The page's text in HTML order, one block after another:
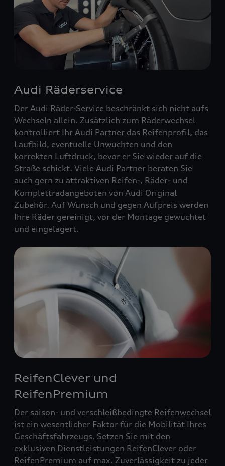
Audi Räderservice
Der Audi Räder-Service beschränkt sich nicht aufs
Wechseln allein. Zusätzlich zum Räderwechsel
kontrolliert Ihr Audi Partner das Reifenprofil, das
Laufbild, eventuelle Unwuchten und den
korrekten Luftdruck, bevor er Sie wieder auf die
Straße schickt. Viele Audi Partner beraten Sie
auch gern zu attraktiven Reifen-, Räder- und
Komplettradangeboten von Audi Original
Zubehör. Auf Wunsch und gegen Aufpreis werden
Ihre Räder gereinigt, vor der Montage gewuchtet
und eingelagert.
ReifenClever und
ReifenPremium
Der saison- und verschleißbedingte Reifenwechsel
ist ein wesentlicher Faktor für die Mobilität Ihres
Geschäftsfahrzeugs. Setzen Sie mit den
exklusiven Dienstleistungen ReifenClever oder
ReifenPremium auf max. Zuverlässigkeit zu jeder